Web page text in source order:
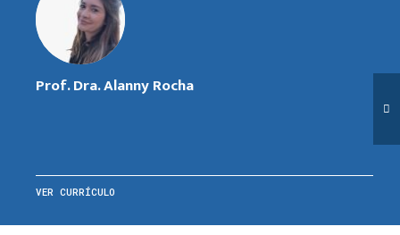
Prof. Dra. Alanny Rocha
VER CURRÍCULO